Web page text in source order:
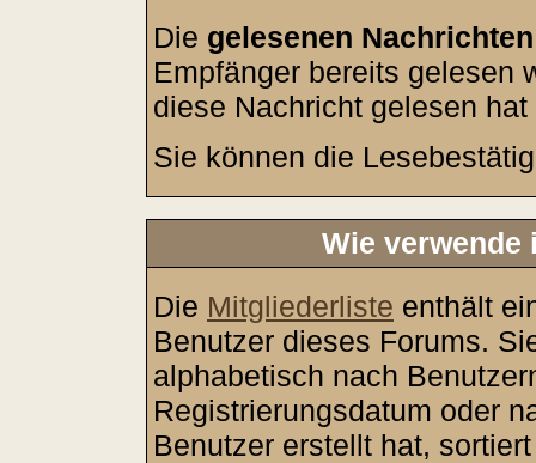
Die gelesenen Nachrichten
Empfänger bereits gelesen
diese Nachricht gelesen
Sie können die
Wie
Die Mitgliederliste enthält
Benutzer dieses Forums.
alphabetisch nach
Registrierungsdatum oder
Benutzer erstellt hat,